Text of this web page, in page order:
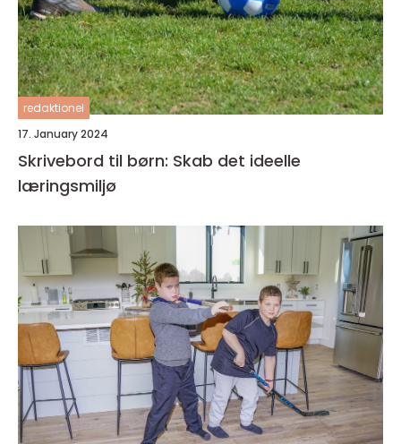
redaktionel
17. January 2024
Skrivebord til børn: Skab det ideelle
læringsmiljø